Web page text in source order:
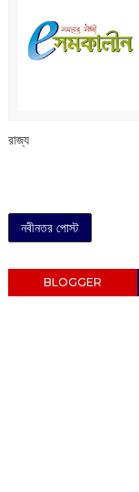
রাজ্য
নবীনতর পোস্ট
BLOGGER